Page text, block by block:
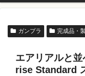
ガンプラ 完成品・
エアリアルと
rise Standard